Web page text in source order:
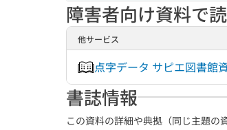
障害者向け資料で
他サービス
点字データ サピエ図書館
書誌情報
この資料の詳細や典拠（同じ主題の